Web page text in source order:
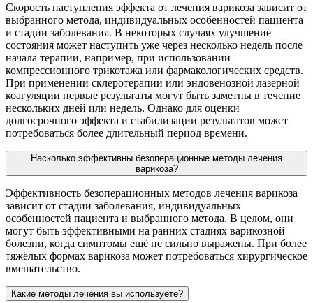
Скорость наступления эффекта от лечения варикоза зависит от
выбранного метода, индивидуальных особенностей пациента
и стадии заболевания. В некоторых случаях улучшение
состояния может наступить уже через несколько недель после
начала терапии, например, при использовании
компрессионного трикотажа или фармакологических средств.
При применении склеротерапии или эндовенозной лазерной
коагуляции первые результаты могут быть заметны в течение
нескольких дней или недель. Однако для оценки
долгосрочного эффекта и стабилизации результатов может
потребоваться более длительный период времени.
Насколько эффективны безоперационные методы лечения
варикоза?
Эффективность безоперационных методов лечения варикоза
зависит от стадии заболевания, индивидуальных
особенностей пациента и выбранного метода. В целом, они
могут быть эффективными на ранних стадиях варикозной
болезни, когда симптомы ещё не сильно выражены. При более
тяжёлых формах варикоза может потребоваться хирургическое
вмешательство.
Какие методы лечения вы используете?